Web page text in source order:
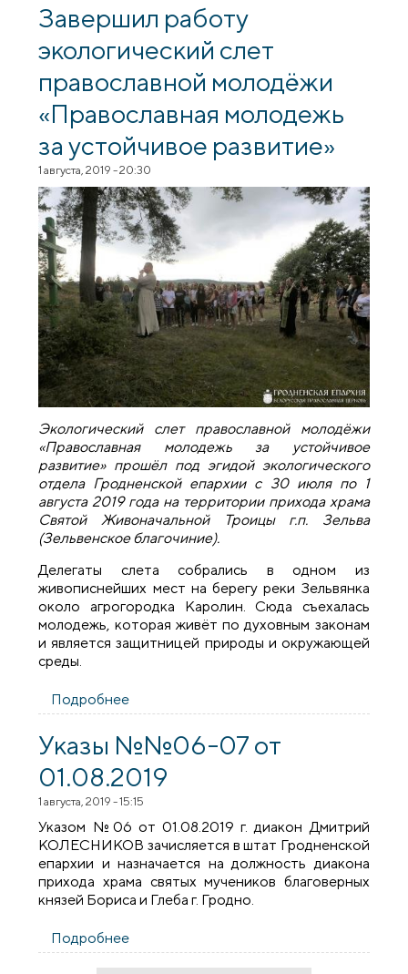
Завершил работу
экологический cлет
православной молодёжи
«Православная молодежь
за устойчивое развитие»
1 августа, 2019 - 20:30
Экологический cлет православной молодёжи
«Православная молодежь за устойчивое
развитие»прошёл под эгидой экологического
отдела Гродненской епархии с 30 июля по 1
августа 2019 года на территории прихода храма
Святой Живоначальной Троицы г.п. Зельва
(Зельвенское благочиние).
Делегаты слета собрались в одном из
живописнейших мест на берегу реки Зельвянка
около агрогородка Каролин. Сюда съехалась
молодежь, которая живёт по духовным законам
и является защитницей природы и окружающей
среды.
Подробнее
православной молодёжи «Православная
молодежь за устойчивое развитие»
Указы №№06-07 от
01.08.2019
1 августа, 2019 - 15:15
Указом №06 от 01.08.2019 г. диакон Дмитрий
КОЛЕСНИКОВ зачисляется в штат Гродненской
епархии и назначается на должность диакона
прихода храма святых мучеников благоверных
князей Бориса и Глеба г. Гродно.
Подробнее